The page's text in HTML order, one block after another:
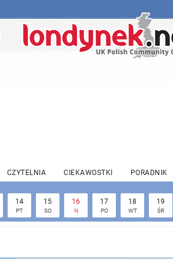
CZYTELNIA CIEKAWOSTKI PORADNIK
14
PT
15
SO
16
N
17
PO
18
WT
19
ŚR